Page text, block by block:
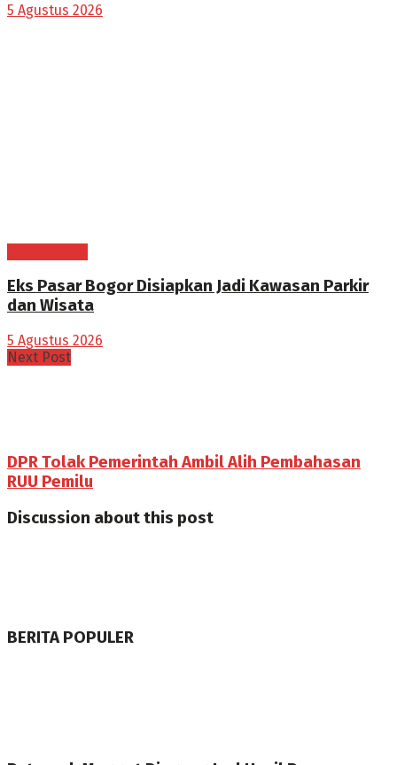
5 Agustus 2026
Eks Pasar Bogor Disiapkan Jadi Kawasan Parkir
dan Wisata
5 Agustus 2026
Next Post
DPR Tolak Pemerintah Ambil Alih Pembahasan
RUU Pemilu
Discussion about this post
BERITA POPULER